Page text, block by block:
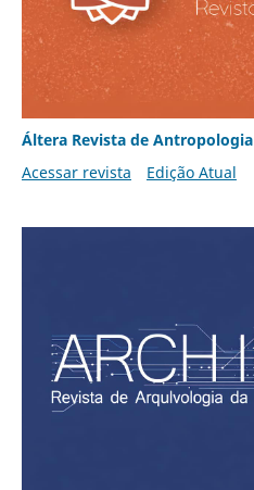
Áltera Revista de Antropologia
Acessar revista
Edição Atual